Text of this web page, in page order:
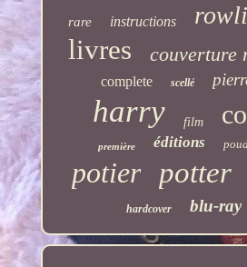
rare instructions
livres couverture
complete scellé
harry film
première éditions
potier potter
hardcover blu-ray